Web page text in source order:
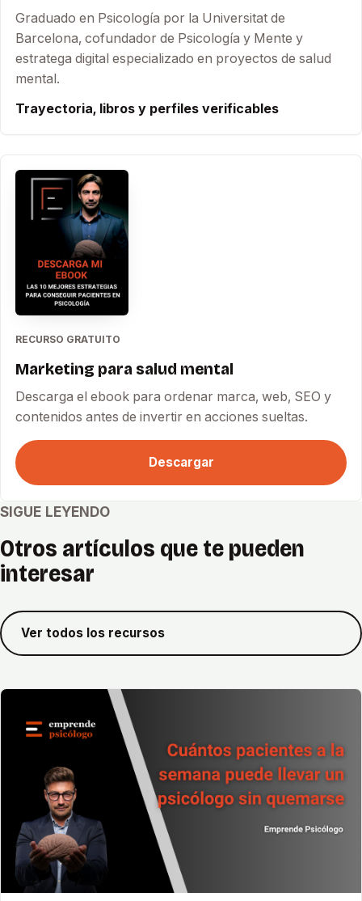
Graduado en Psicología por la Universitat de
Barcelona, cofundador de Psicología y Mente y
estratega digital especializado en proyectos de salud
mental.
Trayectoria, libros y perfiles verificables
RECURSO GRATUITO
Marketing para salud mental
Descarga el ebook para ordenar marca, web, SEO y
contenidos antes de invertir en acciones sueltas.
Descargar
SIGUE LEYENDO
Otros artículos que te pueden
interesar
Ver todos los recursos